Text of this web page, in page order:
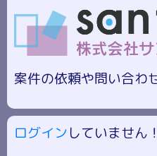
案件の依頼や問い合わ
ログインしていません！